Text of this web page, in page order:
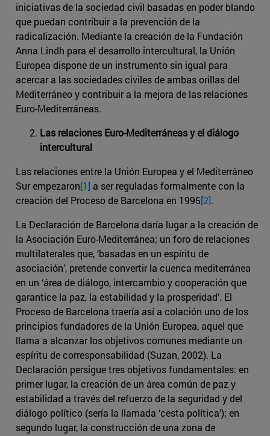
iniciativas de la sociedad civil basadas en poder blando
que puedan contribuir a la prevención de la
radicalización. Mediante la creación de la Fundación
Anna Lindh para el desarrollo intercultural, la Unión
Europea dispone de un instrumento sin igual para
acercar a las sociedades civiles de ambas orillas del
Mediterráneo y contribuir a la mejora de las relaciones
Euro-Mediterráneas.
Las relaciones Euro-Mediterráneas y el diálogo
intercultural
Las relaciones entre la Unión Europea y el Mediterráneo
Sur empezaron[1] a ser reguladas formalmente con la
creación del Proceso de Barcelona en 1995[2].
La Declaración de Barcelona daría lugar a la creación de
la Asociación Euro-Mediterránea; un foro de relaciones
multilaterales que, ‘basadas en un espíritu de
asociación’, pretende convertir la cuenca mediterránea
en un ‘área de diálogo, intercambio y cooperación que
garantice la paz, la estabilidad y la prosperidad’. El
Proceso de Barcelona traería así a colación uno de los
principios fundadores de la Unión Europea, aquel que
llama a alcanzar los objetivos comunes mediante un
espíritu de corresponsabilidad (Suzan, 2002). La
Declaración persigue tres objetivos fundamentales: en
primer lugar, la creación de un área común de paz y
estabilidad a través del refuerzo de la seguridad y del
diálogo político (sería la llamada ‘cesta política’); en
segundo lugar, la construcción de una zona de